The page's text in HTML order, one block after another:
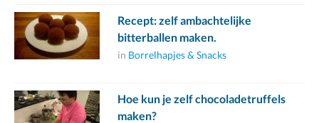
Recept: zelf ambachtelijke
bitterballen maken.
in Borrelhapjes & Snacks
Hoe kun je zelf chocoladetruffels
maken?